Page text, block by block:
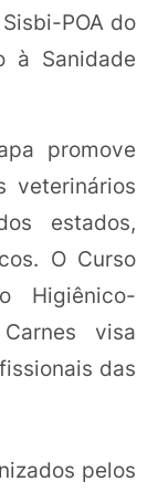
POA do
à Sanidade
promove
veterinários
estados,
O Curso
Higiênico-
visa
das
pelos